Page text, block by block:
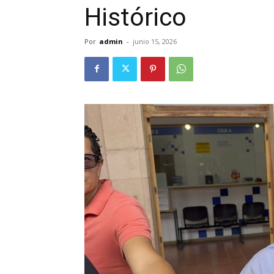
Histórico
Por admin - junio 15, 2026